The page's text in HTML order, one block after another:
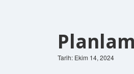
Tarih: Ekim 14, 2024